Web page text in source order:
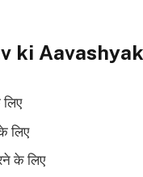
लिए
के लिए